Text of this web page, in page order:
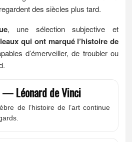
des siècles plus tard.
, une sélection subjective et
qui ont marqué l’histoire de
d’émerveiller, de troubler ou
— Léonard de Vinci
de l’histoire de l’art continue